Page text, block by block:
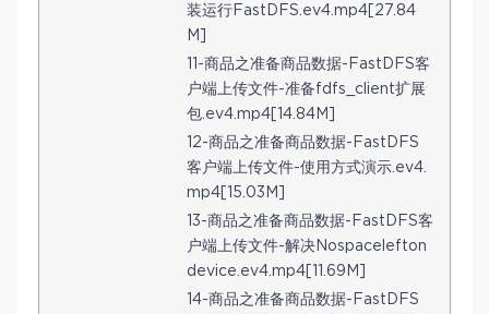
装运行FastDFS.ev4.mp4[27.84
M]
11-商品之准备商品数据-FastDFS客
户端上传文件-准备fdfs_client扩展
包.ev4.mp4[14.84M]
12-商品之准备商品数据-FastDFS
客户端上传文件-使用方式演示.ev4.
mp4[15.03M]
13-商品之准备商品数据-FastDFS客
户端上传文件-解决Nospacelefton
device.ev4.mp4[11.69M]
14-商品之准备商品数据-FastDFS